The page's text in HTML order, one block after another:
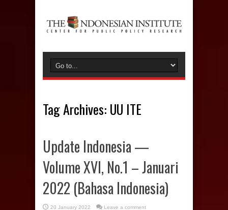
Tag Archives: UU ITE
Update Indonesia —
Volume XVI, No.1 – Januari
2022 (Bahasa Indonesia)
20 January 2022
Leave a comment